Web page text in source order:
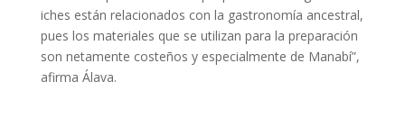
iches están relacionados con la gastronomía ancestral,
pues los materiales que se utilizan para la preparación
son netamente costeños y especialmente de Manabí”,
afirma Álava.